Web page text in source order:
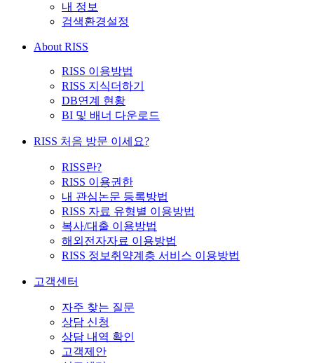
내 정보
검색환경설정
About RISS
RISS 이용방법
RISS 지식더하기
DB연계 현황
BI 및 배너 다운로드
RISS 처음 방문 이세요?
RISS란?
RISS 이용권한
내 관심논문 등록방법
RISS 자료 유형별 이용방법
복사/대출 이용방법
해외전자자료 이용방법
RISS 정보취약계층 서비스 이용방법
고객센터
자주 찾는 질문
상담 신청
상담 내역 확인
고객제안